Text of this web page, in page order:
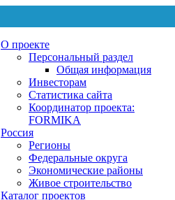
О проекте
Персональный раздел
Общая информация
Инвесторам
Статистика сайта
Координатор проекта:
FORMIKA
Россия
Регионы
Федеральные округа
Экономические районы
Живое строительство
Каталог проектов